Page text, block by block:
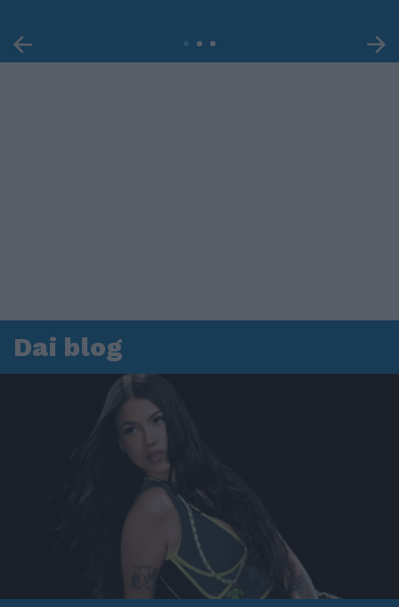
Dai blog